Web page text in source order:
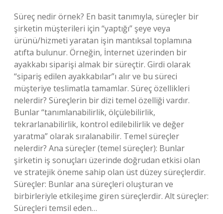
Süreç nedir örnek? En basit tanımıyla, süreçler bir
şirketin müşterileri için “yaptığı” şeye veya
ürünü/hizmeti yaratan işin mantıksal toplamına
atıfta bulunur. Örneğin, İnternet üzerinden bir
ayakkabı siparişi almak bir süreçtir. Girdi olarak
“sipariş edilen ayakkabılar”ı alır ve bu süreci
müşteriye teslimatla tamamlar. Süreç özellikleri
nelerdir? Süreçlerin bir dizi temel özelliği vardır.
Bunlar “tanımlanabilirlik, ölçülebilirlik,
tekrarlanabilirlik, kontrol edilebilirlik ve değer
yaratma” olarak sıralanabilir. Temel süreçler
nelerdir? Ana süreçler (temel süreçler): Bunlar
şirketin iş sonuçları üzerinde doğrudan etkisi olan
ve stratejik öneme sahip olan üst düzey süreçlerdir.
Süreçler: Bunlar ana süreçleri oluşturan ve
birbirleriyle etkileşime giren süreçlerdir. Alt süreçler:
Süreçleri temsil eden…